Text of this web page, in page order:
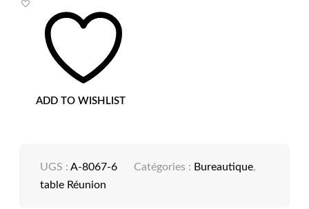
ADD TO WISHLIST
UGS :A-8067-6 Catégories : Bureautique,
table Réunion